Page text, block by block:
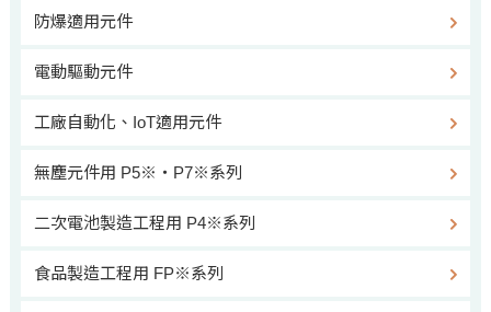
防爆適用元件
電動驅動元件
工廠自動化、IoT適用元件
無塵元件用 P5※‧P7※系列
二次電池製造工程用 P4※系列
食品製造工程用 FP※系列